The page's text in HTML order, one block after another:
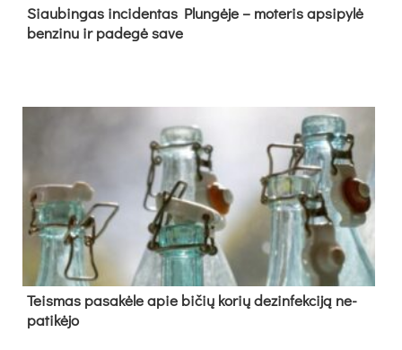
Siau­bin­gas in­ci­den­tas Plun­gė­je – mo­te­ris ap­si­py­lė
ben­zi­nu ir pa­de­gė sa­ve
Teis­mas pa­sa­kė­le apie bi­čių ko­rių de­zin­fek­ci­ją ne­
pa­ti­kė­jo